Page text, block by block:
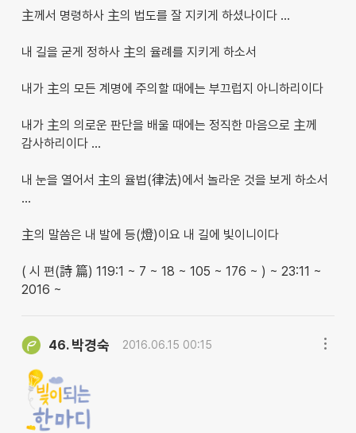
主께서 명령하사 主의 법도를 잘 지키게 하셨나이다 …
내 길을 굳게 정하사 主의 율례를 지키게 하소서
내가 主의 모든 계명에 주의할 때에는 부끄럽지 아니하리이다
내가 主의 의로운 판단을 배울 때에는 정직한 마음으로 主께
감사하리이다 …
내 눈을 열어서 主의 율법(律法)에서 놀라운 것을 보게 하소서
…
主의 말씀은 내 발에 등(燈)이요 내 길에 빛이니이다
( 시 편(詩 篇) 119:1 ~ 7 ~ 18 ~ 105 ~ 176 ~ ) ~ 23:11 ~
2016 ~
46. 박경숙 2016.06.15 00:15